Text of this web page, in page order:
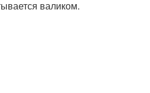
валиком.